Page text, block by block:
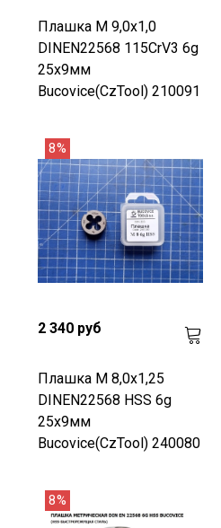
Плашка М 9,0х1,0
DINEN22568 115CrV3 6g
25х9мм
Bucovice(CzTool) 210091
8%
2 340 руб
Плашка М 8,0х1,25
DINEN22568 HSS 6g
25х9мм
Bucovice(CzTool) 240080
8%